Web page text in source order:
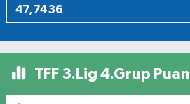
TFF 3.Lig 4.Grup